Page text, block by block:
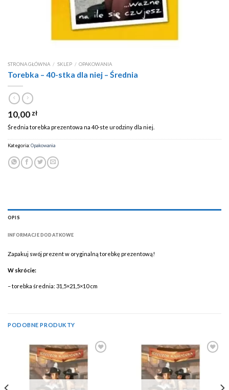
STRONA GŁÓWNA / SKLEP / OPAKOWANIA
Torebka – 40-stka dla niej – Średnia
10,00 zł
Średnia torebka prezentowa na 40-ste urodziny dla niej.
Kategoria:Opakowania
OPIS
INFORMACJE DODATKOWE
Zapakuj swój prezent w oryginalną torebkę prezentową!
W skrócie:
– torebka średnia: 31,5×21,5×10 cm
PODOBNE PRODUKTY